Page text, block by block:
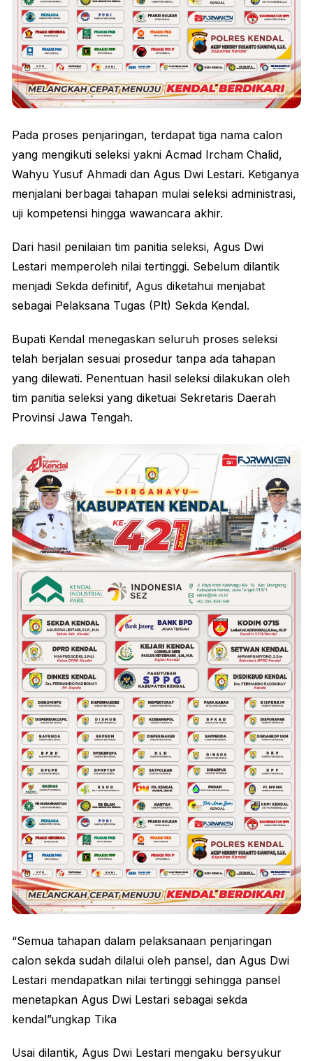
Pada proses penjaringan, terdapat tiga nama calon
yang mengikuti seleksi yakni Acmad Ircham Chalid,
Wahyu Yusuf Ahmadi dan Agus Dwi Lestari. Ketiganya
menjalani berbagai tahapan mulai seleksi administrasi,
uji kompetensi hingga wawancara akhir.
Dari hasil penilaian tim panitia seleksi, Agus Dwi
Lestari memperoleh nilai tertinggi. Sebelum dilantik
menjadi Sekda definitif, Agus diketahui menjabat
sebagai Pelaksana Tugas (Plt) Sekda Kendal.
Bupati Kendal menegaskan seluruh proses seleksi
telah berjalan sesuai prosedur tanpa ada tahapan
yang dilewati. Penentuan hasil seleksi dilakukan oleh
tim panitia seleksi yang diketuai Sekretaris Daerah
Provinsi Jawa Tengah.
“Semua tahapan dalam pelaksanaan penjaringan
calon sekda sudah dilalui oleh pansel, dan Agus Dwi
Lestari mendapatkan nilai tertinggi sehingga pansel
menetapkan Agus Dwi Lestari sebagai sekda
kendal”ungkap Tika
Usai dilantik, Agus Dwi Lestari mengaku bersyukur